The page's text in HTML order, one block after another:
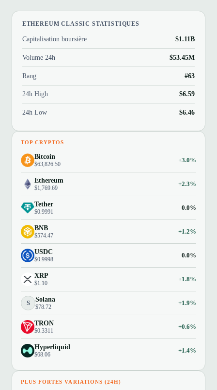
ETHEREUM CLASSIC STATISTIQUES
Capitalisation boursière $1.11B
Volume 24h $53.45M
Rang #63
24h High $6.59
24h Low $6.46
TOP CRYPTOS
Bitcoin
$63,826.50
+3.0%
Ethereum
$1,769.69
+2.3%
Tether
$0.9991
0.0%
BNB
$574.47
+1.2%
USDC
$0.9998
0.0%
XRP
$1.10
+1.8%
S Solana
$78.72
+1.9%
TRON
$0.3311
+0.6%
Hyperliquid
$68.06
+1.4%
PLUS FORTES VARIATIONS (24H)